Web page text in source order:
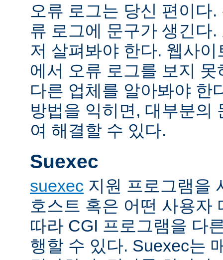
오류 로그는 당신 편이다
류 로그에 문구가 생긴다
저 살펴봐야 한다. 웹사
에서 오류 로그를 보지
다른 업체를 알아봐야 한
방법을 익히면, 대부분의
여 해결할 수 있다.
Suexec
suexec 지원 프로그램을
호스트 혹은 어떤 사용자
따라 CGI 프로그램을 다
행할 수 있다. Suexec는